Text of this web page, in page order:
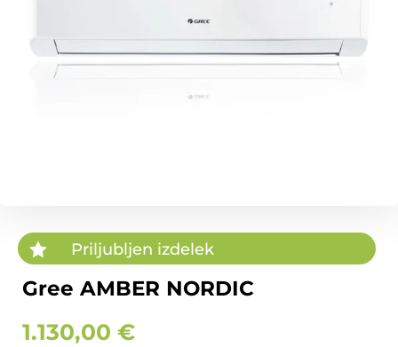
 Priljubljen izdelek
Gree AMBER NORDIC
1.130,00 €